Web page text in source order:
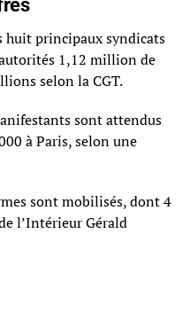
huit principaux syndicats
1,12 million de
selon la CGT.
sont attendus
à Paris, selon une
sont mobilisés, dont 4
l’Intérieur Gérald